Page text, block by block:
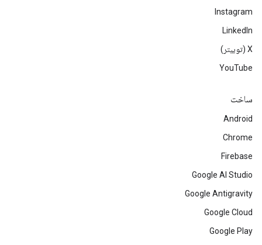
Instagram
LinkedIn
‫X (توییتر)
YouTube
ساخت
Android
Chrome
Firebase
Google AI Studio
Google Antigravity
Google Cloud
Google Play